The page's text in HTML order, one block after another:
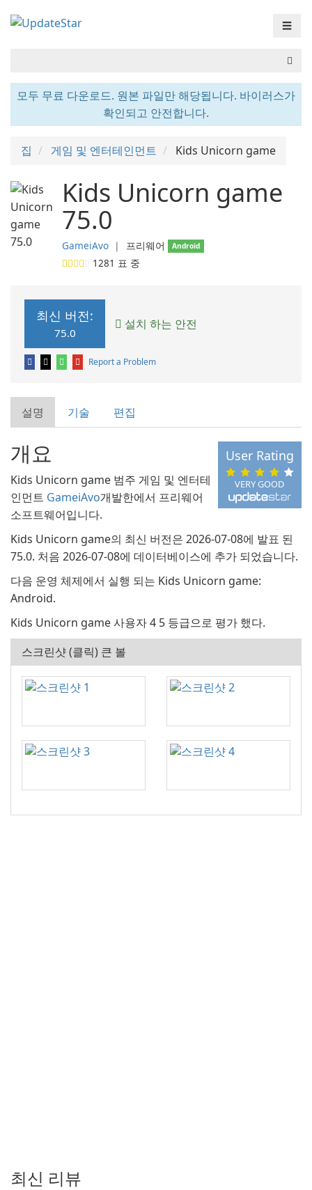
☰
모두 무료 다운로드. 원본 파일만 해당됩니다. 바이러스가
확인되고 안전합니다.
집 게임 및 엔터테인먼트 Kids Unicorn game
Kids Unicorn game
75.0
GameiAvo ❘ 프리웨어 Android
1281 표 중
최신 버전:
75.0
설치 하는 안전
Report a Problem
설명 기술 편집
VERY GOOD
User Rating
개요
Kids Unicorn game 범주 게임 및 엔터테
인먼트 GameiAvo개발한에서 프리웨어
소프트웨어입니다.
Kids Unicorn game의 최신 버전은 2026-07-08에 발표 된
75.0. 처음 2026-07-08에 데이터베이스에 추가 되었습니다.
다음 운영 체제에서 실행 되는 Kids Unicorn game:
Android.
Kids Unicorn game 사용자 4 5 등급으로 평가 했다.
스크린샷 (클릭) 큰 볼
최신 리뷰